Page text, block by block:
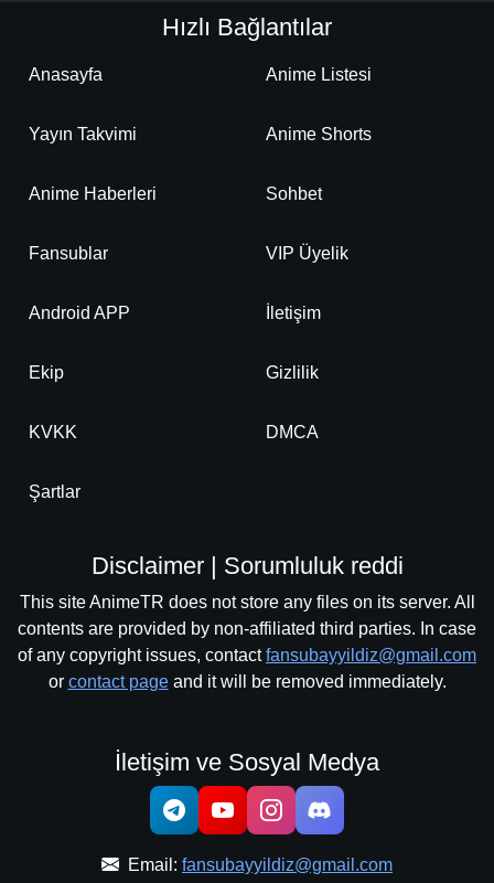
Hızlı Bağlantılar
Anasayfa Anime Listesi
Yayın Takvimi Anime Shorts
Anime Haberleri Sohbet
Fansublar VIP Üyelik
Android APP İletişim
Ekip Gizlilik
KVKK DMCA
Şartlar
Disclaimer | Sorumluluk reddi
This site AnimeTR does not store any files on its server. All
contents are provided by non-affiliated third parties. In case
of any copyright issues, contactfansubayyildiz@gmail.com
or contact pageand it will be removed immediately.
İletişim ve Sosyal Medya
Email: fansubayyildiz@gmail.com